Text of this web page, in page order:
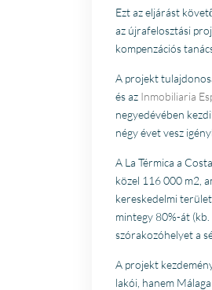
Ezt az eljárást
az újrafelosztási
kompenzációs
A projekt
és az Inmobiliaria
negyedévében
négy évet vesz
A La Térmica a
közel 116 000 m2,
kereskedelmi
mintegy 80%-át
szórakozóhelyet a
A projekt
lakói, hanem